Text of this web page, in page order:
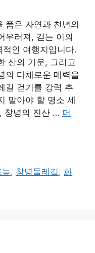
품은 자연과 천년의
우러져, 걷는 이의
인 여행지입니다.
산의 기운, 그리고
의 다채로운 매력을
길 걷기를 강력 추
말아야 할 명소 세
창녕의 진산 … 더
늪, 창녕둘레길 , 화